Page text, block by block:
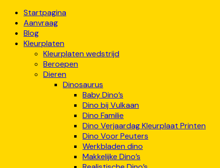
Startpagina
Aanvraag
Blog
Kleurplaten
Kleurplaten wedstrijd
Beroepen
Dieren
Dinosaurus
Baby Dino’s
Dino bij Vulkaan
Dino Familie
Dino Verjaardag Kleurplaat Printen
Dino Voor Peuters
Werkbladen dino
Makkelijke Dino’s